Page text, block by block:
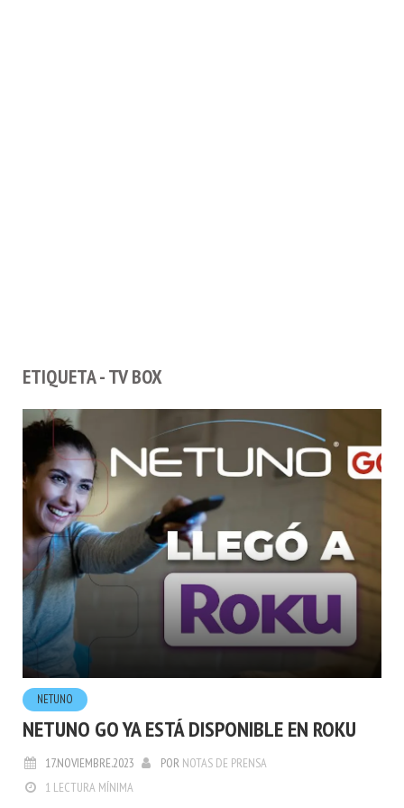
ETIQUETA - TV BOX
NETUNO
NETUNO GO YA ESTÁ DISPONIBLE EN ROKU
17.NOVIEMBRE.2023 POR NOTAS DE PRENSA
1 LECTURA MÍNIMA